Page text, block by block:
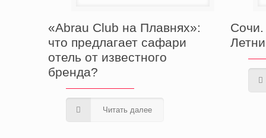
«Abrau Club на Плавнях»:
что предлагает сафари
отель от известного
бренда?
Читать далее
Сочи.